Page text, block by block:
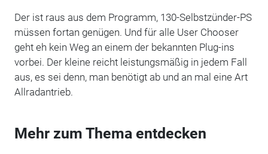
Der ist raus aus dem Programm, 130-Selbstzünder-PS
müssen fortan genügen. Und für alle User Chooser
geht eh kein Weg an einem der bekannten Plug-ins
vorbei. Der kleine reicht leistungsmäßig in jedem Fall
aus, es sei denn, man benötigt ab und an mal eine Art
Allradantrieb.
Mehr zum Thema entdecken